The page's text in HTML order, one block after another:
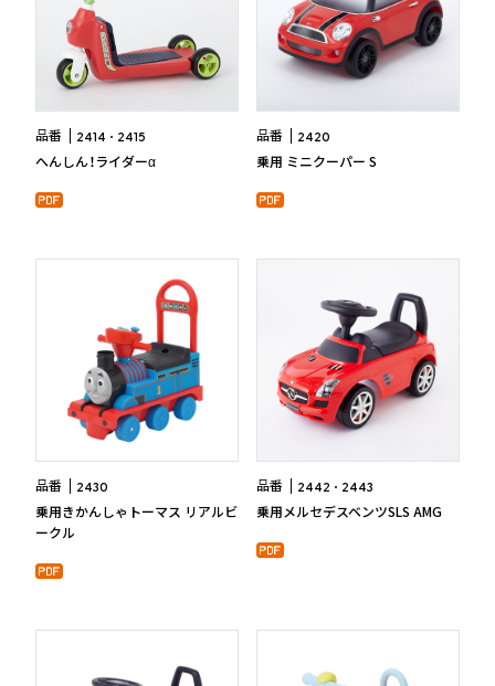
品番 2414 2415
へんしん！ライダーα
品番 2420
乗用 ミニクーパー S
品番 2430
乗用きかんしゃトーマス リアルビ
ークル
品番 2442 2443
乗用メルセデスベンツSLS AMG